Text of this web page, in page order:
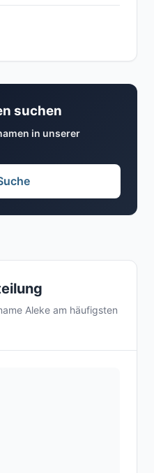
Aleke am häufigsten
suchen
in unserer